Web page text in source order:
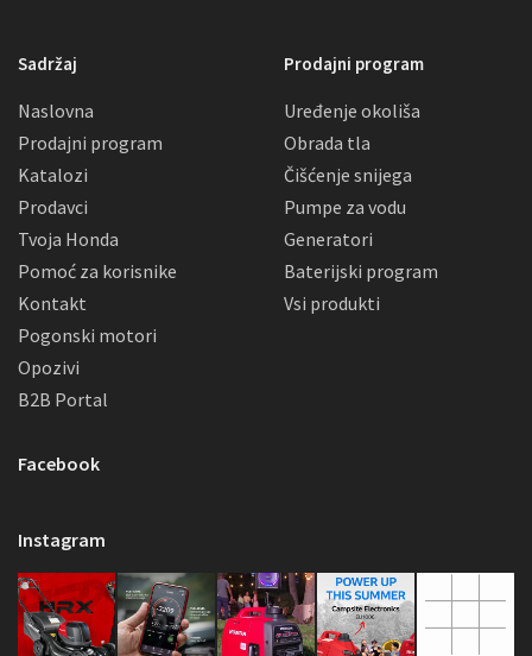
Sadržaj
Naslovna
Prodajni program
Katalozi
Prodavci
Tvoja Honda
Pomoć za korisnike
Kontakt
Pogonski motori
Opozivi
B2B Portal
Prodajni program
Uređenje okoliša
Obrada tla
Čišćenje snijega
Pumpe za vodu
Generatori
Baterijski program
Vsi produkti
Facebook
Instagram